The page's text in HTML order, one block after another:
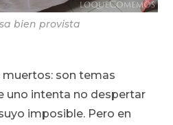
bien provista
muertos: son temas
uno intenta no despertar
imposible. Pero en